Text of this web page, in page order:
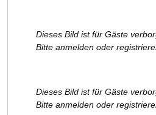
Dieses Bild ist für Gäste
Bitte anmelden oder
Dieses Bild ist für Gäste
Bitte anmelden oder